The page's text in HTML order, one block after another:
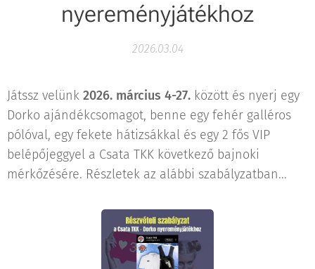
nyereményjátékhoz
2026.03.04
Játssz velünk 2026. március 4-27. között és nyerj egy
Dorko ajándékcsomagot, benne egy fehér galléros
pólóval, egy fekete hátizsákkal és egy 2 fős VIP
belépőjeggyel a Csata TKK következő bajnoki
mérkőzésére. Részletek az alábbi szabályzatban...